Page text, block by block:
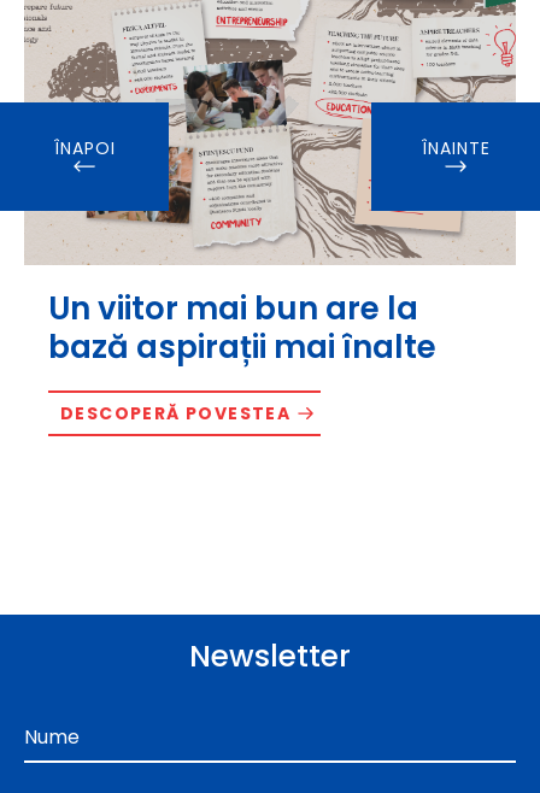
Un viitor mai bun are la
bază aspirații mai înalte
DESCOPERĂ POVESTEA
ÎNAPOI ÎNAINTE
Newsletter
Nume